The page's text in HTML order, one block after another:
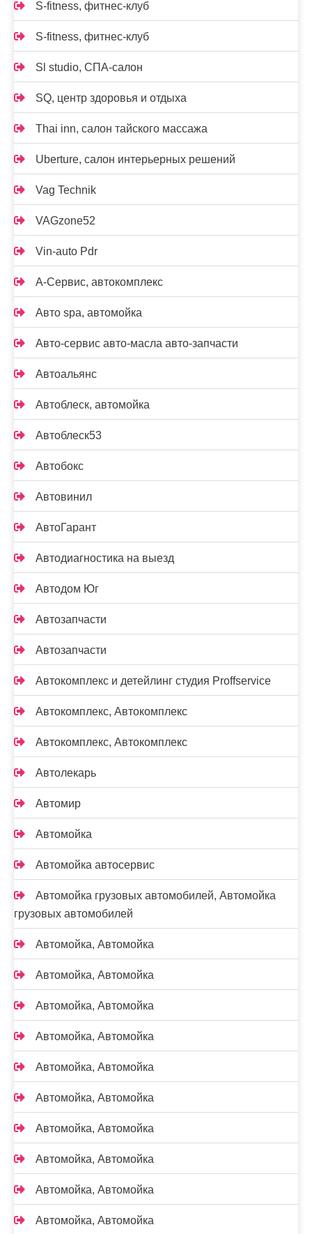
S-fitness, фитнес-клуб
S-fitness, фитнес-клуб
Sl studio, СПА-салон
SQ, центр здоровья и отдыха
Thai inn, салон тайского массажа
Uberture, салон интерьерных решений
Vag Technik
VAGzone52
Vin-auto Pdr
А-Сервис, автокомплекс
Авто spa, автомойка
Авто-сервис авто-масла авто-запчасти
Автоальянс
Автоблеск, автомойка
Автоблеск53
Автобокс
Автовинил
АвтоГарант
Автодиагностика на выезд
Автодом Юг
Автозапчасти
Автозапчасти
Автокомплекс и детейлинг студия Proffservice
Автокомплекс, Автокомплекс
Автокомплекс, Автокомплекс
Автолекарь
Автомир
Автомойка
Автомойка автосервис
Автомойка грузовых автомобилей, Автомойка
грузовых автомобилей
Автомойка, Автомойка
Автомойка, Автомойка
Автомойка, Автомойка
Автомойка, Автомойка
Автомойка, Автомойка
Автомойка, Автомойка
Автомойка, Автомойка
Автомойка, Автомойка
Автомойка, Автомойка
Автомойка, Автомойка